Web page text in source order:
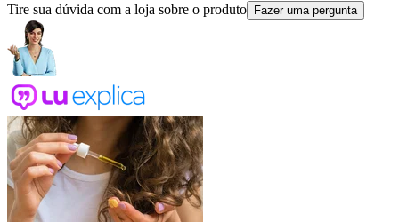
Tire sua dúvida com a loja sobre o produto Fazer uma pergunta